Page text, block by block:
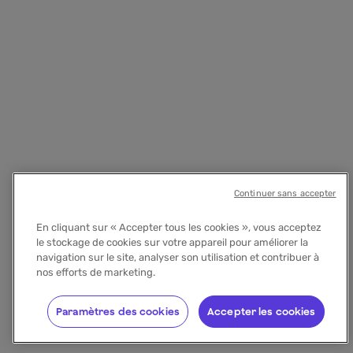
En cliquant sur « Accepter tous les cookies », vous acceptez
le stockage de cookies sur votre appareil pour améliorer la
navigation sur le site, analyser son utilisation et contribuer à
nos efforts de marketing.
Accepter les cookies
Paramètres des cookies
Continuer sans accepter